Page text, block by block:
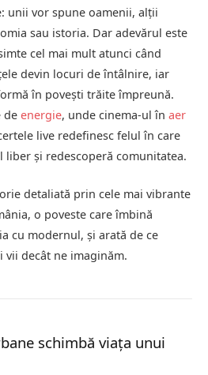
unii vor spune oamenii, alții
sau istoria. Dar adevărul este
cel mai mult atunci când
devin locuri de întâlnire, iar
în povești trăite împreună.
de energie, unde cinema-ul în aer
live redefinesc felul în care
și redescoperă comunitatea.
detaliată prin cele mai vibrante
o poveste care îmbină
cu modernul, și arată de ce
vii decât ne imaginăm.
schimbă viața unui